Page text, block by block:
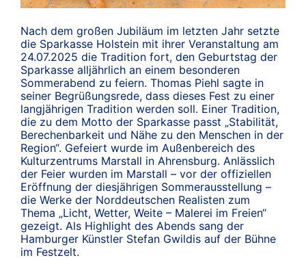
Nach dem großen Jubiläum im letzten Jahr setzte
die Sparkasse Holstein mit ihrer Veranstaltung am
24.07.2025 die Tradition fort, den Geburtstag der
Sparkasse alljährlich an einem besonderen
Sommerabend zu feiern. Thomas Piehl sagte in
seiner Begrüßungsrede, dass dieses Fest zu einer
langjährigen Tradition werden soll. Einer Tradition,
die zu dem Motto der Sparkasse passt „Stabilität,
Berechenbarkeit und Nähe zu den Menschen in der
Region“. Gefeiert wurde im Außenbereich des
Kulturzentrums Marstall in Ahrensburg. Anlässlich
der Feier wurden im Marstall – vor der offiziellen
Eröffnung der diesjährigen Sommerausstellung –
die Werke der Norddeutschen Realisten zum
Thema „Licht, Wetter, Weite – Malerei im Freien“
gezeigt. Als Highlight des Abends sang der
Hamburger Künstler Stefan Gwildis auf der Bühne
im Festzelt.